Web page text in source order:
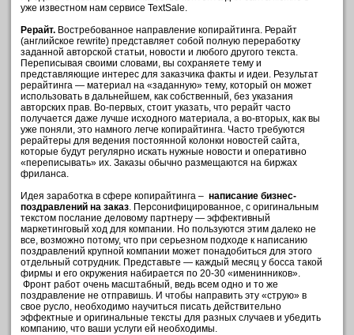
уже известном нам сервисе TextSale.
Рерайт. Востребованное направление копирайтинга. Рерайт
(английское rewrite) представляет собой полную переработку
заданной авторской статьи, новости и любого другого текста.
Переписывая своими словами, вы сохраняете тему и
представляющие интерес для заказчика факты и идеи. Результат
рерайтинга — материал на «заданную» тему, который он может
использовать в дальнейшем, как собственный, без указания
авторских прав. Во-первых, стоит указать, что рерайт часто
получается даже лучше исходного материала, а во-вторых, как вы
уже поняли, это намного легче копирайтинга. Часто требуются
рерайтеры для ведения постоянной колонки новостей сайта,
которые будут регулярно искать нужные новости и оперативно
«переписывать» их. Заказы обычно размещаются на биржах
фриланса.
Идея заработка в сфере копирайтинга –написание бизнес-
поздравлений на заказ. Персонифицированное, с оригинальным
текстом послание деловому партнеру — эффективный
маркетинговый ход для компании. Но пользуются этим далеко не
все, возможно потому, что при серьезном подходе к написанию
поздравлений крупной компании может понадобиться для этого
отдельный сотрудник. Представьте — каждый месяц у босса такой
фирмы и его окружения набирается по 20-30 «именинников».
Фронт работ очень масштабный, ведь всем одно и то же
поздравление не отправишь. И чтобы направить эту «струю» в
свое русло, необходимо научиться писать действительно
эффектные и оригинальные тексты для разных случаев и убедить
компанию, что ваши услуги ей необходимы.